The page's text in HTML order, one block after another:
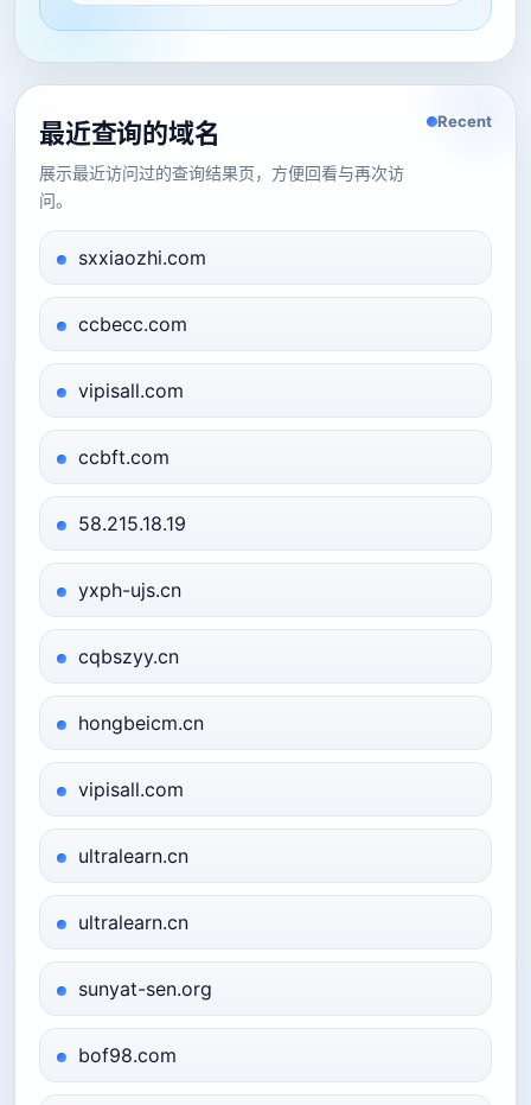
最近查询的域名
展示最近访问过的查询结果页，方便回看与再次访
问。
Recent
sxxiaozhi.com
ccbecc.com
vipisall.com
ccbft.com
58.215.18.19
yxph-ujs.cn
cqbszyy.cn
hongbeicm.cn
vipisall.com
ultralearn.cn
ultralearn.cn
sunyat-sen.org
bof98.com